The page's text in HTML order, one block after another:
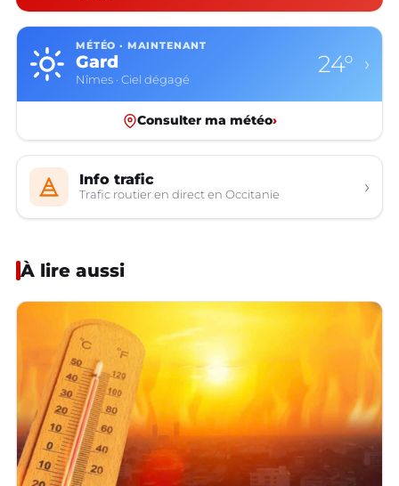
MÉTÉO · MAINTENANT
Gard
Nîmes · Ciel dégagé
24° ›
Consulter ma météo›
Info trafic
Trafic routier en direct en Occitanie ›
À lire aussi